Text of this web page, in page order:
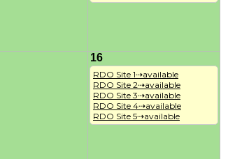
16
RDO Site 1⇢available
RDO Site 2⇢available
RDO Site 3⇢available
RDO Site 4⇢available
RDO Site 5⇢available